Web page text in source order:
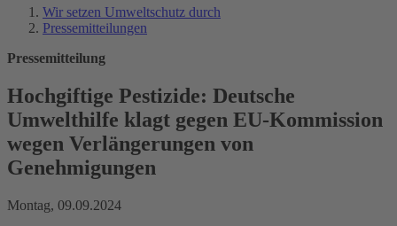
Wir setzen Umweltschutz durch
Pressemitteilungen
Pressemitteilung
Hochgiftige Pestizide: Deutsche
Umwelthilfe klagt gegen EU-Kommission
wegen Verlängerungen von
Genehmigungen
Montag, 09.09.2024